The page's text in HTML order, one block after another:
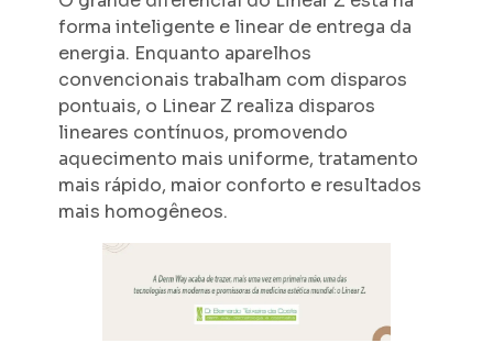
forma inteligente e linear de entrega da
energia. Enquanto aparelhos
convencionais trabalham com disparos
pontuais, o Linear Z realiza disparos
lineares contínuos, promovendo
aquecimento mais uniforme, tratamento
mais rápido, maior conforto e resultados
mais homogêneos.